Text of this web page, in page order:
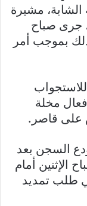
الشابة، مشيرة
جرى صباح
بموجب أمر
مخلة
على قاصر.
السجن بعد
الإثنين أمام
طلب تمديد